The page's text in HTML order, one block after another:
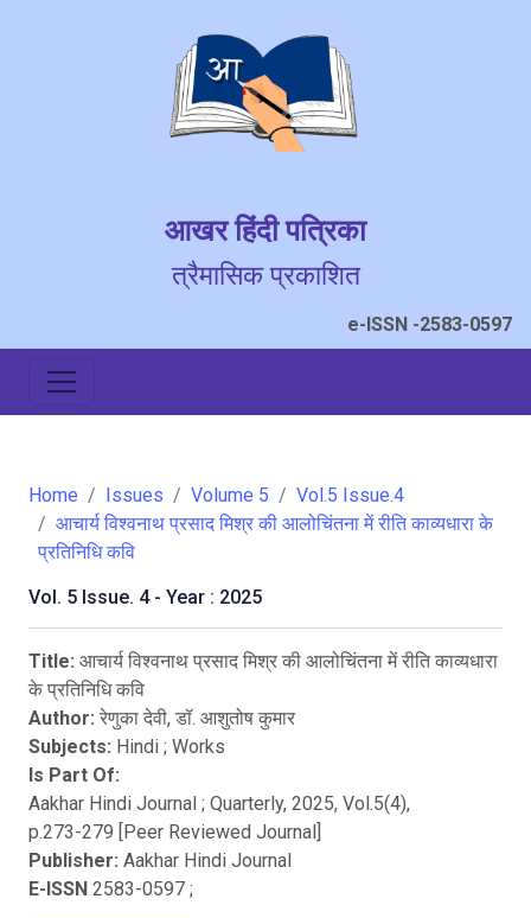
आखर हिंदी पत्रिका
त्रैमासिक प्रकाशित
e-ISSN -2583-0597
Home Issues Volume 5
Vol.5 Issue.4
आचार्य विश्वनाथ प्रसाद मिश्र की आलोचिंतना में रीति काव्यधारा के
प्रतिनिधि कवि
Vol. 5 Issue. 4 - Year : 2025
Title: आचार्य विश्वनाथ प्रसाद मिश्र की आलोचिंतना में रीति काव्यधारा
के प्रतिनिधि कवि
Author: रेणुका देवी, डॉ. आशुतोष कुमार
Subjects: Hindi ; Works
Is Part Of:
Aakhar Hindi Journal ; Quarterly, 2025, Vol.5(4),
p.273-279 [Peer Reviewed Journal]
Publisher: Aakhar Hindi Journal
E-ISSN 2583-0597 ;